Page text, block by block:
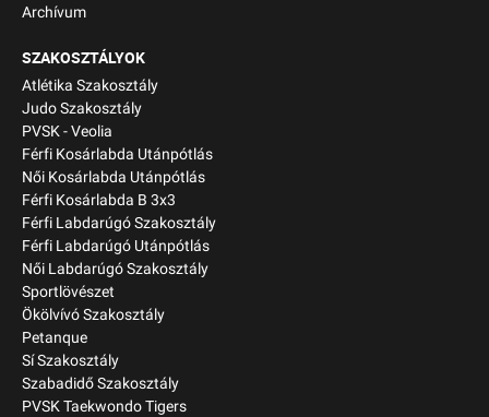
Archívum
SZAKOSZTÁLYOK
Atlétika Szakosztály
Judo Szakosztály
PVSK - Veolia
Férfi Kosárlabda Utánpótlás
Női Kosárlabda Utánpótlás
Férfi Kosárlabda B 3x3
Férfi Labdarúgó Szakosztály
Férfi Labdarúgó Utánpótlás
Női Labdarúgó Szakosztály
Sportlövészet
Ökölvívó Szakosztály
Petanque
Sí Szakosztály
Szabadidő Szakosztály
PVSK Taekwondo Tigers